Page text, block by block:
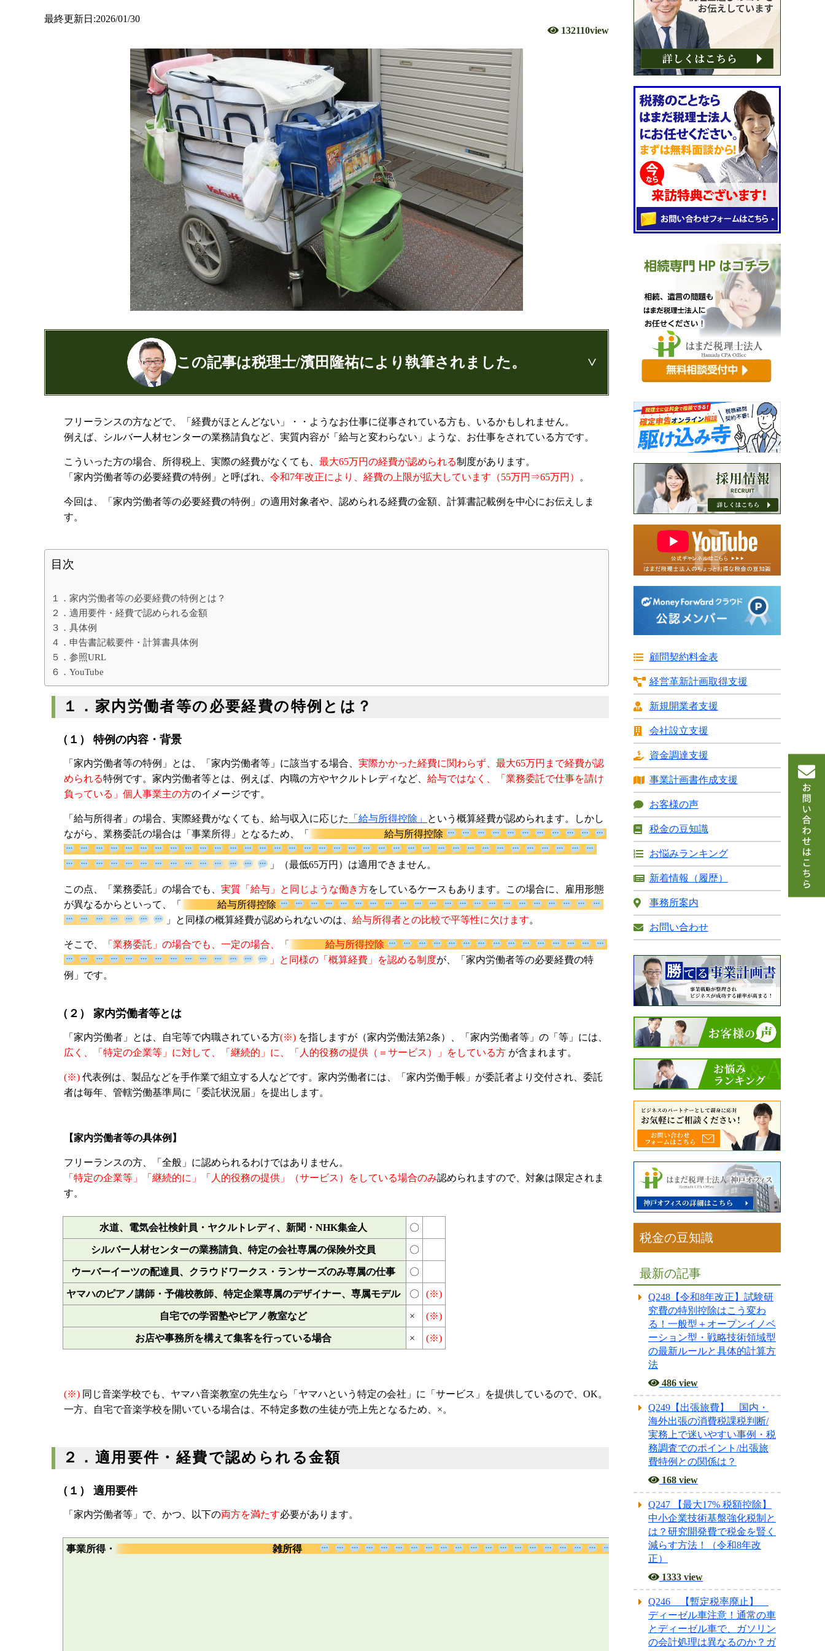
最終更新日:2026/01/30
132110view
この記事は税理士/濱田隆祐により執筆されました。
はまだ税理士法人
の代表税理士
日本公認会計士協会 兵庫会：登録番号17074
兵庫県行政書士会：登録番号19300373
あずさ監査法人出身
相続専門サイト：御影みらい相続センター
フリーランスの方などで、「経費がほとんどない」・・ようなお仕事に従事されている方も、いるかもしれません。
例えば、シルバー人材センターの業務請負など、実質内容が「給与と変わらない」ような、お仕事をされている方です。
こういった方の場合、所得税上、実際の経費がなくても、 最大65万円の経費が認められる制度があります。
「家内労働者等の必要経費の特例」と呼ばれ、 令和7年改正により、経費の上限が拡大しています（55万円⇒65万円） 。
今回は、「家内労働者等の必要経費の特例」の適用対象者や、認められる経費の金額、計算書記載例を中心にお伝えしま
す。
目次
１．家内労働者等の必要経費の特例とは？
２．適用要件・経費で認められる金額
３．具体例
４．申告書記載要件・計算書具体例
５．参照URL
６．YouTube
１．家内労働者等の必要経費の特例とは？
（１） 特例の内容・背景
「家内労働者等の特例」とは、「家内労働者等」に該当する場合、 実際かかった経費に関わらず、最大65万円まで経費が認
められる特例です。家内労働者等とは、例えば、内職の方やヤクルトレディなど、 給与ではなく、「業務委託で仕事を請け
負っている」個人事業主の方のイメージです。
「給与所得者」の場合、実際経費がなくても、給与収入に応じた 「給与所得控除」
という概算経費が認められます。しかし
ながら、業務委託の場合は「事業所得」となるため、「
給与所得控除
」（最低65万円）は適用できません。
この点、「業務委託」の場合でも、 実質「給与」と同じような働き方をしているケースもあります。この場合に、雇用形態
が異なるからといって、「
給与所得控除
」と同様の概算経費が認められないのは、給与所得者との比較で平等性に欠けます
そこで、 「業務委託」の場合でも、一定の場合、「
給与所得控除
」と同様の「概算経費」を認める制度
が、「家内労働者等の必要経費の特
例」です。
（２） 家内労働者等とは
「家内労働者」とは、自宅等で内職されている方(※) を指しますが（家内労働法第2条）、「家内労働者等」の「等」には、
広く、「特定の企業等」に対して、「継続的」に、「人的役務の提供（＝サービス）」をしている方 が含まれます。
(※) 代表例は、製品などを手作業で組立する人などです。家内労働者には、「家内労働手帳」が委託者より交付され、委託
者は毎年、管轄労働基準局に「委託状況届」を提出します。
【家内労働者等の具体例】
フリーランスの方、「全般」に認められるわけではありません。
「特定の企業等」「継続的に」「人的役務の提供」（サービス）をしている場合のみ認められますので、対象は限定されま
す。
水道、電気会社検針員・ヤクルトレディ、新聞・NHK集金人 〇
シルバー人材センターの業務請負、特定の会社専属の保険外交員 〇
ウーバーイーツの配達員、クラウドワークス・ランサーズのみ専属の仕事 〇
ヤマハのピアノ講師・予備校教師、特定企業専属のデザイナー、専属モデル 〇 (※)
自宅での学習塾やピアノ教室など × (※)
お店や事務所を構えて集客を行っている場合 × (※)
(※) 同じ音楽学校でも、ヤマハ音楽教室の先生なら「ヤマハという特定の会社」に「サービス」を提供しているので、OK。
一方、自宅で音楽学校を開いている場合は、不特定多数の生徒が売上先となるため、×。
２．適用要件・経費で認められる金額
（１） 適用要件
「家内労働者等」で、かつ、以下の両方を満たす必要があります。
事業所得・ 雑所得
顧問契約料金表
経営革新計画取得支援
新規開業者支援
会社設立支援
資金調達支援
事業計画書作成支援
お客様の声
税金の豆知識
お悩みランキング
新着情報（履歴）
事務所案内
お問い合わせ
税金の豆知識
最新の記事
Q248【令和8年改正】試験研
究費の特別控除はこう変わ
る！一般型＋オープンイノベ
ーション型・戦略技術領域型
の最新ルールと具体的計算方
法
486 view
Q249【出張旅費】 国内・
海外出張の消費税課税判断/
実務上で迷いやすい事例・税
務調査でのポイント/出張旅
費特例との関係は？
168 view
Q247 【最大17% 税額控除】
中小企業技術基盤強化税制と
は？研究開発費で税金を賢く
減らす方法！（令和8年改
正）
1333 view
Q246 【暫定税率廃止】
ディーゼル車注意！通常の車
とディーゼル車で、ガソリン
の会計処理は異なるのか？ガ